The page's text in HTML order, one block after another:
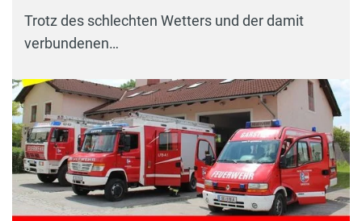
Trotz des schlechten Wetters und der damit
verbundenen…